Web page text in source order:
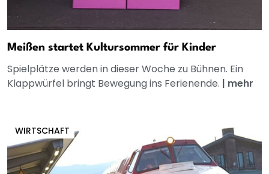
Meißen startet Kultursommer für Kinder
Spielplätze werden in dieser Woche zu Bühnen. Ein
Klappwürfel bringt Bewegung ins Ferienende. | mehr
WIRTSCHAFT